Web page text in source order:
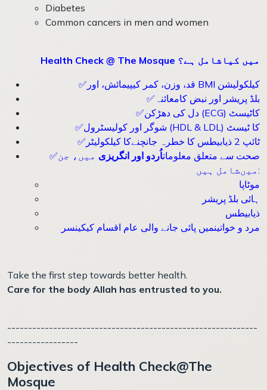
Diabetes
Common cancers in men and women
Health Check @ The Mosque میں کیاشامل ہے؟
✅قد، وزن، کمر کیپیمائش، اور BMI کیلکولیشن
✅بلڈ پریشر اور نبض کامعائنہ
✅دل کی دھڑکن (ECG) کاٹیسٹ
✅شوگر اور کولیسٹرول (HDL & LDL) کا ٹیسٹ
✅ٹائپ 2 ذیابیطس کا خطرہ جانچنےکا کیلکولیٹر
✅صحت سے متعلق معلوماتاُردو اور انگریزی میں، جن
میںشامل ہیں:
موٹاپا
ہائی بلڈ پریشر
ذیابیطس
مرد و خواتینمیں پائی جانے والی عام اقسام کیکینسر
Take the first step towards better health.
Care for the body Allah has entrusted to you.
------------------------------------------------------------
-----------------
Objectives of Health Check@The
Mosque